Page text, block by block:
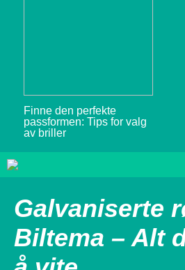
Finne den perfekte
passformen: Tips for valg
av briller
Galvaniserte
Biltema – Alt